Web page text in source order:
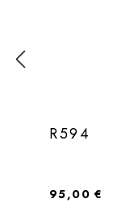
R594
Regulärer Preis:
95,00 €